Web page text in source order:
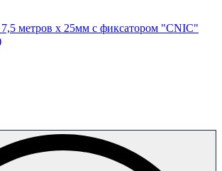
7,5 метров х 25мм с фиксатором "CNIC"